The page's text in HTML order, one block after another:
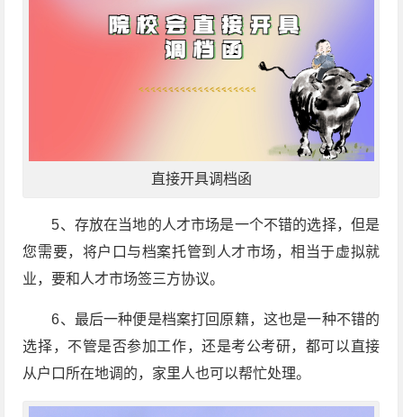
直接开具调档函
5、存放在当地的人才市场是一个不错的选择，但是
您需要，将户口与档案托管到人才市场，相当于虚拟就
业，要和人才市场签三方协议。
6、最后一种便是档案打回原籍，这也是一种不错的
选择，不管是否参加工作，还是考公考研，都可以直接
从户口所在地调的，家里人也可以帮忙处理。